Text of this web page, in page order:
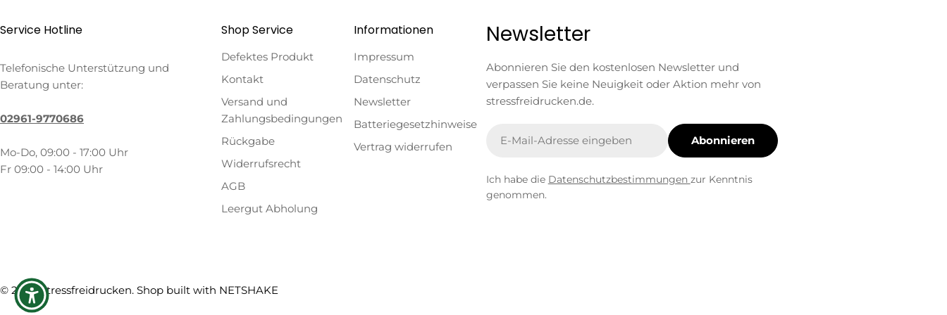
Service Hotline
Telefonische Unterstützung und
Beratung unter:
02961-9770686
Mo-Do, 09:00 - 17:00 Uhr
Fr 09:00 - 14:00 Uhr
Shop Service
Defektes Produkt
Kontakt
Versand und
Zahlungsbedingungen
Rückgabe
Widerrufsrecht
AGB
Leergut Abholung
Informationen
Impressum
Datenschutz
Newsletter
Batteriegesetzhinweise
Vertrag widerrufen
Newsletter
Abonnieren Sie den kostenlosen Newsletter und
verpassen Sie keine Neuigkeit oder Aktion mehr von
stressfreidrucken.de.
Mail
Abonnieren
Ich habe die Datenschutzbestimmungen zur Kenntnis
genommen.
© 2026Stressfreidrucken. Shop built with NETSHAKE